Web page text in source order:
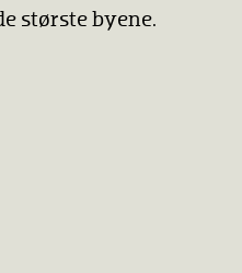
største byene.